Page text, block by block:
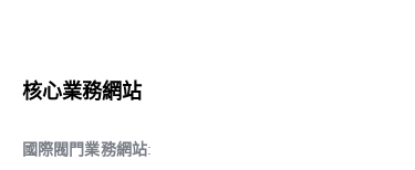
核心業務網站
國際閥門業務網站: